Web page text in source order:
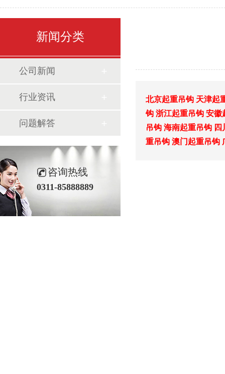
北京起重吊钩 天津起
钩 浙江起重吊钩 安徽
吊钩 海南起重吊钩 四
重吊钩 澳门起重吊钩
新闻分类
公司新闻
行业资讯
问题解答
咨询热线
0311-85888889